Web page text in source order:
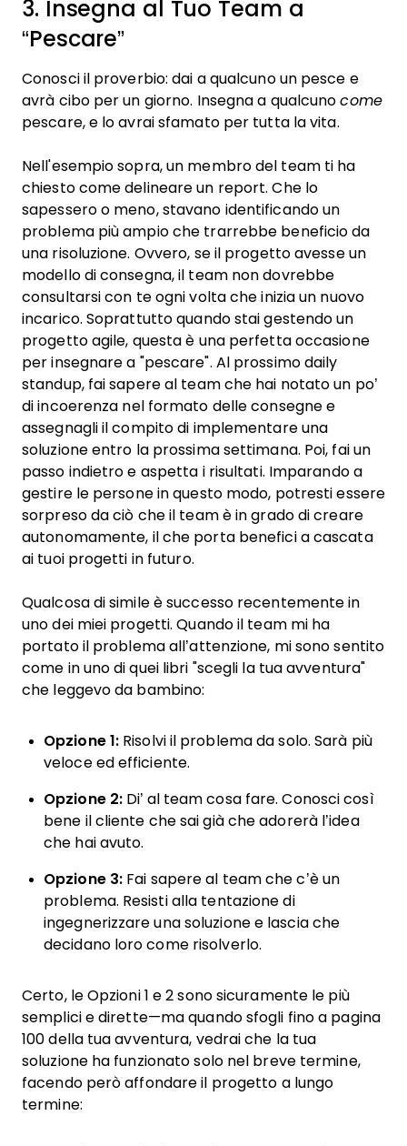
3. Insegna al Tuo Team a
“Pescare”
Conosci il proverbio: dai a qualcuno un pesce e
avrà cibo per un giorno. Insegna a qualcunocome
pescare, e lo avrai sfamato per tutta la vita.
Nell'esempio sopra, un membro del team ti ha
chiesto come delineare un report. Che lo
sapessero o meno, stavano identificando un
problema più ampio che trarrebbe beneficio da
una risoluzione. Ovvero, se il progetto avesse un
modello di consegna, il team non dovrebbe
consultarsi con te ogni volta che inizia un nuovo
incarico. Soprattutto quando stai gestendo un
progetto agile, questa è una perfetta occasione
per insegnare a "pescare". Al prossimo daily
standup, fai sapere al team che hai notato un po’
di incoerenza nel formato delle consegne e
assegnagli il compito di implementare una
soluzione entro la prossima settimana. Poi, fai un
passo indietro e aspetta i risultati. Imparando a
gestire le persone in questo modo, potresti essere
sorpreso da ciò che il team è in grado di creare
autonomamente, il che porta benefici a cascata
ai tuoi progetti in futuro.
Qualcosa di simile è successo recentemente in
uno dei miei progetti. Quando il team mi ha
portato il problema all’attenzione, mi sono sentito
come in uno di quei libri "scegli la tua avventura"
che leggevo da bambino:
Opzione 1: Risolvi il problema da solo. Sarà più
veloce ed efficiente.
Opzione 2: Di’ al team cosa fare. Conosci così
bene il cliente che sai già che adorerà l’idea
che hai avuto.
Opzione 3: Fai sapere al team che c’è un
problema. Resisti alla tentazione di
ingegnerizzare una soluzione e lascia che
decidano loro come risolverlo.
Certo, le Opzioni 1 e 2 sono sicuramente le più
semplici e dirette—ma quando sfogli fino a pagina
100 della tua avventura, vedrai che la tua
soluzione ha funzionato solo nel breve termine,
facendo però affondare il progetto a lungo
termine: